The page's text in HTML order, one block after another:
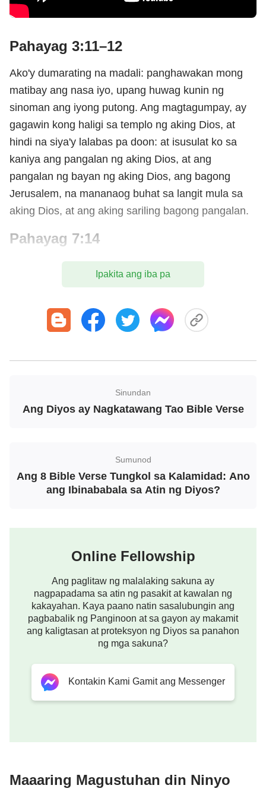
Pahayag 3:11–12
Ako'y dumarating na madali: panghawakan mong
matibay ang nasa iyo, upang huwag kunin ng
sinoman ang iyong putong. Ang magtagumpay, ay
gagawin kong haligi sa templo ng aking Dios, at
hindi na siya'y lalabas pa doon: at isusulat ko sa
kaniya ang pangalan ng aking Dios, at ang
pangalan ng bayan ng aking Dios, ang bagong
Jerusalem, na mananaog buhat sa langit mula sa
aking Dios, at ang aking sariling bagong pangalan.
Pahayag 7:14
Ang mga ito'y ang nanggaling sa malaking
kapighatian, at nangaghugas ng kanilang mga
Pahayag 22:14
kahoy ng buhay, at makapasok sa bayan sa
pamamagitan ng mga pintuan.
Natupad na ang mga propesiya sa pagbalik
ng Panginoon, kumakatok ang Panginoon,
paano natin Siya sasalubungin?Sumali sa
aming mga online meeting upang malaman.
magiging anak ko.
Ipakita ang iba pa
Sinundan
Ang Diyos ay Nagkatawang Tao Bible Verse
Sumunod
Ang 8 Bible Verse Tungkol sa Kalamidad: Ano
ang Ibinababala sa Atin ng Diyos?
Online Fellowship
Ang paglitaw ng malalaking sakuna ay
nagpapadama sa atin ng pasakit at kawalan ng
kakayahan. Kaya paano natin sasalubungin ang
pagbabalik ng Panginoon at sa gayon ay makamit
ang kaligtasan at proteksyon ng Diyos sa panahon
ng mga sakuna?
Kontakin Kami Gamit ang Messenger
Maaaring Magustuhan din Ninyo